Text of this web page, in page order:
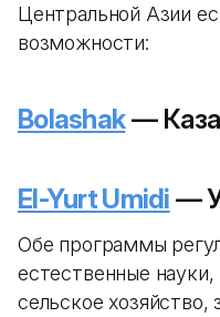
Центральной Азии
возможности:
Bolashak—
El-Yurt Umidi —
Обе программы
естественные
сельское хозяйство,